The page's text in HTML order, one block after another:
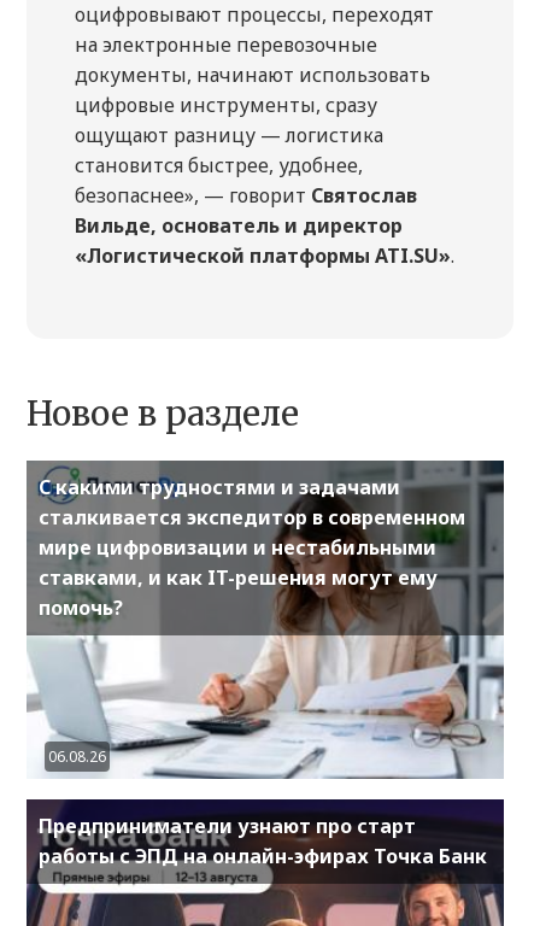
оцифровывают процессы, переходят
на электронные перевозочные
документы, начинают использовать
цифровые инструменты, сразу
ощущают разницу — логистика
становится быстрее, удобнее,
безопаснее», — говорит Святослав
Вильде, основатель и директор
«Логистической платформы ATI.SU».
Новое в разделе
С какими трудностями и задачами
сталкивается экспедитор в современном
мире цифровизации и нестабильными
ставками, и как IT-решения могут ему
помочь?
06.08.26
Предприниматели узнают про старт
работы с ЭПД на онлайн-эфирах Точка Банк